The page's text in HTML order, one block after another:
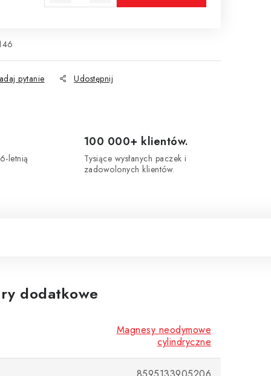
pytanie Udostępnij
letnią
100 000+ klientów.
Tysiące wysłanych paczek i
zadowolonych klientów.
dodatkowe
Magnesy neodymowe
cylindryczne